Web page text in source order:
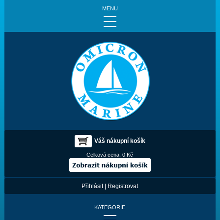
MENU
Váš nákupní košík
Celková cena:0 Kč
Přihlásit| Registrovat
KATEGORIE